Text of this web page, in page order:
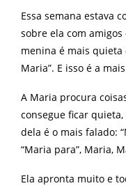
Essa semana estava
sobre ela com
menina é mais
Maria”. E isso é a
A Maria procura
consegue ficar
dela é o mais falado:
“Maria para”, Maria,
Ela apronta muito e